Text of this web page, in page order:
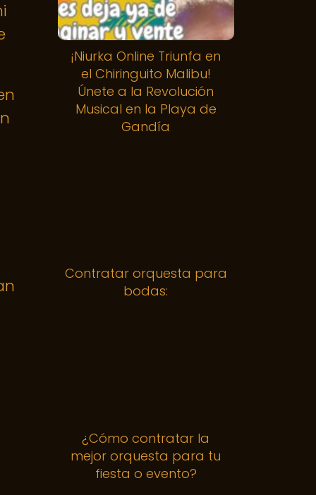
¡Niurka Online Triunfa en
el Chiringuito Malibu!
Únete a la Revolución
Musical en la Playa de
Gandía
Contratar orquesta para
bodas:
¿Cómo contratar la
mejor orquesta para tu
fiesta o evento?